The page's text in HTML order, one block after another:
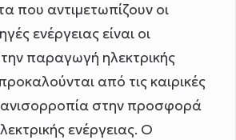
που αντιμετωπίζουν οι
ενέργειας είναι οι
παραγωγή ηλεκτρικής
από τις καιρικές
ανισορροπία στην προσφορά
ενέργειας. Ο